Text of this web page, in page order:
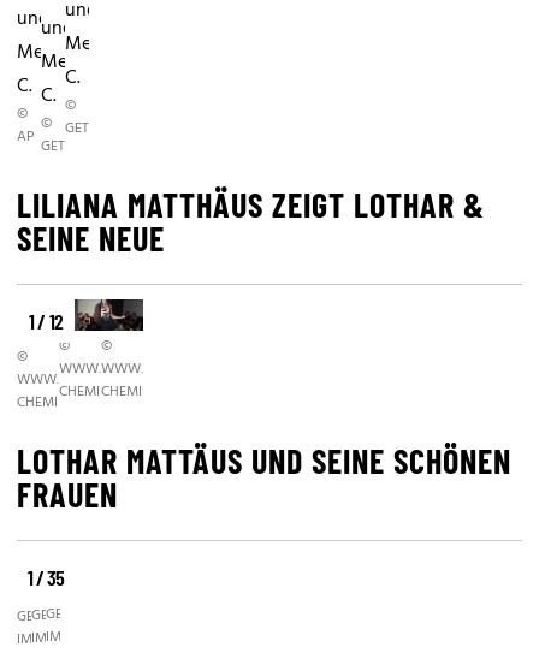
und
Mel
C.
©
AP
und
Mel
C.
©
GETTY
und
Mel
C.
©
GETTY
LILIANA MATTHÄUS ZEIGT LOTHAR &
SEINE NEUE
1 / 12
©
WWW.FASHION-
CHEMISTRY.COM
©
WWW.FASHION-
CHEMISTRY.COM
©
WWW.FASHION-
CHEMISTRY.COM
LOTHAR MATTÄUS UND SEINE SCHÖNEN
FRAUEN
1 / 35
GETTY
IMAGES
©
GETTY
IMAGES
©
GETTY
IMAGES